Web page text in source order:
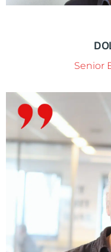
Senior
Nico assisteert en
van Respect. Hij
stichtingen